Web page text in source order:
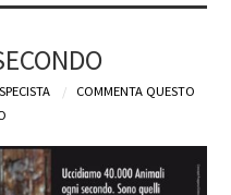
COMMENTA QUESTO